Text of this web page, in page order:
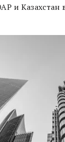
и Казахстан